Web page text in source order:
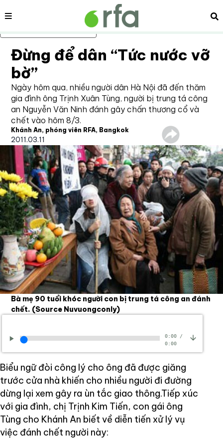
Bỏ qua nội dung chính
Nội dung
Đừng để dân “Tức nước vỡ
bờ”
Ngày hôm qua, nhiều người dân Hà Nội đã đến thăm
gia đình ông Trịnh Xuân Tùng, người bị trung tá công
an Nguyễn Văn Ninh đánh gây chấn thương cổ và
chết vào hôm 8/3.
Khánh An, phóng viên RFA, Bangkok
2011.03.11
Bà mẹ 90 tuổi khóc người con bị trung tá công an đánh
chết. (Source Nuvuongconly)
0:00/
0:00
Biểu ngữ đòi công lý cho ông đã được giăng
trước cửa nhà khiến cho nhiều người đi đường
dừng lại xem gây ra ùn tắc giao thông.Tiếp xúc
với gia đình, chị Trịnh Kim Tiến, con gái ông
Tùng cho Khánh An biết về diễn tiến xử lý vụ
việc đánh chết người này: